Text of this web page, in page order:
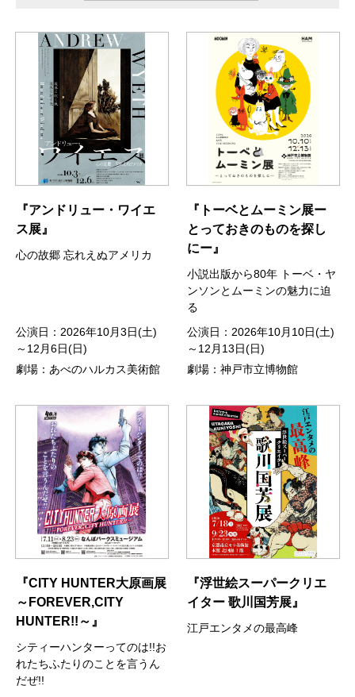
『アンドリュー・ワイエ
ス展』
心の故郷 忘れえぬアメリカ
公演日：2026年10月3日(土)
～12月6日(日)
劇場：あべのハルカス美術館
『トーベとムーミン展ー
とっておきのものを探し
にー』
小説出版から80年 トーベ・ヤ
ンソンとムーミンの魅力に迫
る
公演日：2026年10月10日(土)
～12月13日(日)
劇場：神戸市立博物館
『CITY HUNTER大原画展
～FOREVER,CITY
HUNTER!!～』
シティーハンターってのは!!お
れたちふたりのことを言うん
だぜ!!
『浮世絵スーパークリエ
イター 歌川国芳展』
江戸エンタメの最高峰